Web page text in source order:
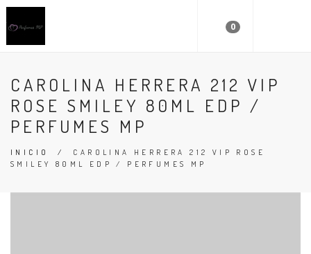
0
CAROLINA HERRERA 212 VIP
ROSE SMILEY 80ML EDP /
PERFUMES MP
INICIO / CAROLINA HERRERA 212 VIP ROSE
SMILEY 80ML EDP / PERFUMES MP